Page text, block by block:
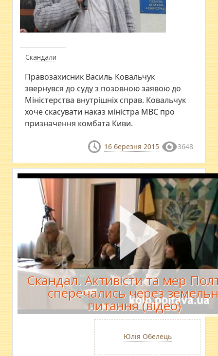
Скандали
Правозахисник Василь Ковальчук
звернувся до суду з позовною заявою до
Міністерства внутрішніх справ. Ковальчук
хоче скасувати наказ міністра МВС про
призначення комбата Киви.
16 березня 2015 3648
Скандал. Активісти та мер
сперечались через
питання (відео)
Юлія Обелець